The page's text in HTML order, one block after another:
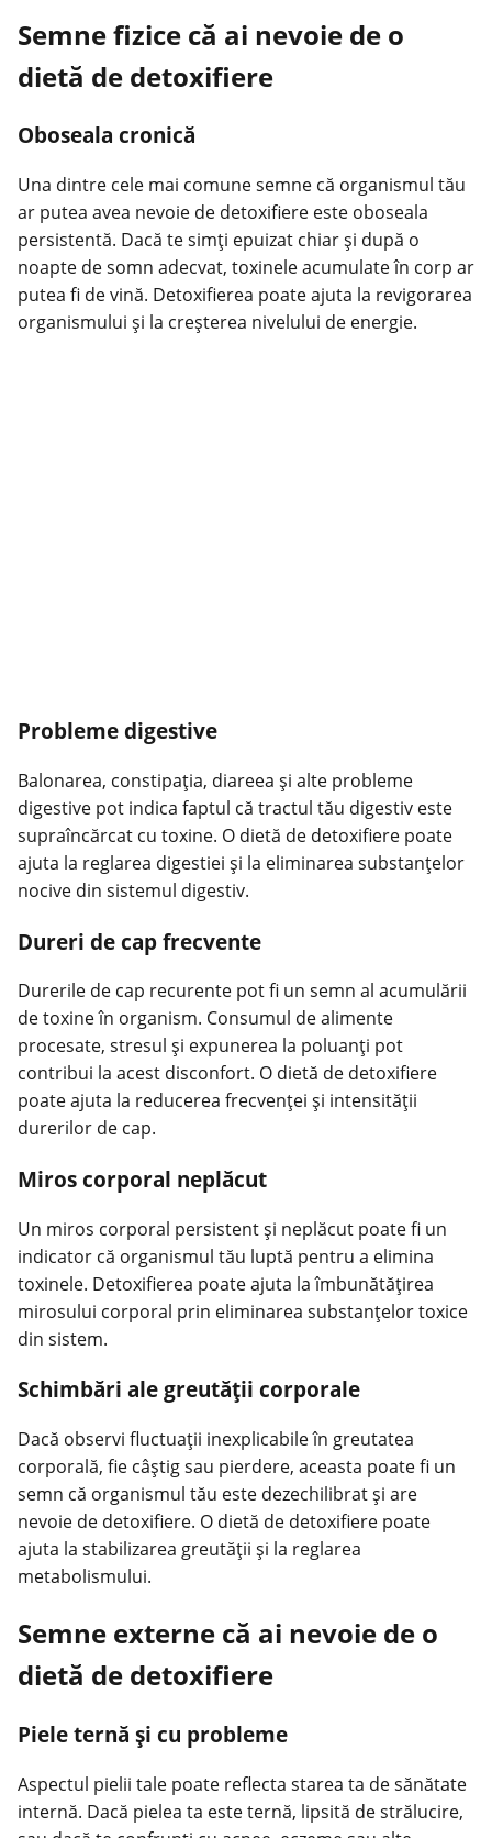
Semne fizice că ai nevoie de o
dietă de detoxifiere
Oboseala cronică
Una dintre cele mai comune semne că organismul tău
ar putea avea nevoie de detoxifiere este oboseala
persistentă. Dacă te simți epuizat chiar și după o
noapte de somn adecvat, toxinele acumulate în corp ar
putea fi de vină. Detoxifierea poate ajuta la revigorarea
organismului și la creșterea nivelului de energie.
Probleme digestive
Balonarea, constipația, diareea și alte probleme
digestive pot indica faptul că tractul tău digestiv este
supraîncărcat cu toxine. O dietă de detoxifiere poate
ajuta la reglarea digestiei și la eliminarea substanțelor
nocive din sistemul digestiv.
Dureri de cap frecvente
Durerile de cap recurente pot fi un semn al acumulării
de toxine în organism. Consumul de alimente
procesate, stresul și expunerea la poluanți pot
contribui la acest disconfort. O dietă de detoxifiere
poate ajuta la reducerea frecvenței și intensității
durerilor de cap.
Miros corporal neplăcut
Un miros corporal persistent și neplăcut poate fi un
indicator că organismul tău luptă pentru a elimina
toxinele. Detoxifierea poate ajuta la îmbunătățirea
mirosului corporal prin eliminarea substanțelor toxice
din sistem.
Schimbări ale greutății corporale
Dacă observi fluctuații inexplicabile în greutatea
corporală, fie câștig sau pierdere, aceasta poate fi un
semn că organismul tău este dezechilibrat și are
nevoie de detoxifiere. O dietă de detoxifiere poate
ajuta la stabilizarea greutății și la reglarea
metabolismului.
Semne externe că ai nevoie de o
dietă de detoxifiere
Piele ternă și cu probleme
Aspectul pielii tale poate reflecta starea ta de sănătate
internă. Dacă pielea ta este ternă, lipsită de strălucire,